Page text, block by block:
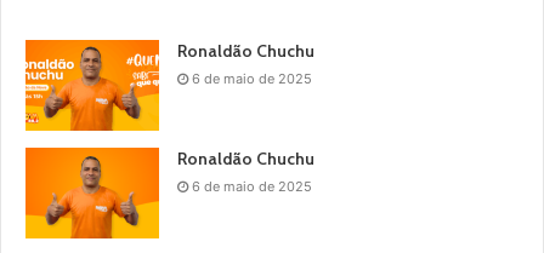
Ronaldão Chuchu
6 de maio de 2025
Ronaldão Chuchu
6 de maio de 2025